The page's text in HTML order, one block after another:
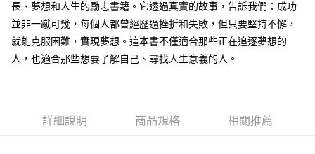
免運費
離島宅配
每筆NT$200，滿NT$99,999(含以上)免運費
雜誌海外運費 查看運費
長、夢想和人生的勵志書籍。它透過真實的故事，告訴我們：成功
並非一蹴可幾，每個人都曾經歷過挫折和失敗，但只要堅持不懈，
就能克服困難，實現夢想。這本書不僅適合那些正在追逐夢想的
人，也適合那些想要了解自己、尋找人生意義的人。
詳細說明 商品規格 相關推薦